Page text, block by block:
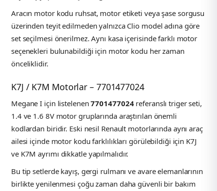
Aracın motor kodu ruhsat, motor etiketi veya şase sorgusu
üzerinden teyit edilmeden yalnızca Clio model adına göre
set seçilmesi önerilmez. Aynı kasa içerisinde farklı motor
seçenekleri bulunabildiği için motor kodu her zaman
önceliklidir.
K7J / K7M Motorlar – 7701477024
Megane I için listelenen7701477024referanslı triger seti,
1.4 ve 1.6 8V motor gruplarında araştırılan önemli
kodlardan biridir. Eski nesil Renault motorlarında aynı araç
ailesi içinde motor kodu farklılıkları görülebildiği için K7J
ve K7M ayrımı dikkatle yapılmalıdır.
Bu tip setlerde kayış, gergi rulmanı ve avare elemanlarının
birlikte yenilenmesi çoğu zaman daha güvenli bir bakım